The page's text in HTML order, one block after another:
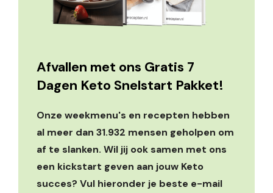
Afvallen met ons Gratis 7
Dagen Keto Snelstart Pakket!
Onze weekmenu's en recepten hebben
al meer dan 31.932 mensen geholpen om
af te slanken. Wil jij ook samen met ons
een kickstart geven aan jouw Keto
succes? Vul hieronder je beste e-mail